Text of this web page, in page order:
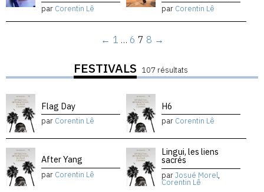
par Corentin Lê par Corentin Lê
← 1 … 6 7 8 →
FESTIVALS 107 résultats
Flag Day
par Corentin Lê
H6
par Corentin Lê
After Yang
par Corentin Lê
Lingui, les liens
sacrés
parJosué Morel,
Corentin Lê